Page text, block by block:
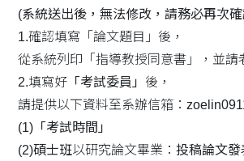
(系統送出後，無法修改，請務必再次
1.確認填寫「論文題目」後，
從系統列印「指導教授同意書」，並請
2.填寫好 「考試委員」 後，
請提供以下資料至系辦信箱：
(1) 「考試時間」
(2)碩士班以研究論文畢業： 投稿論文發